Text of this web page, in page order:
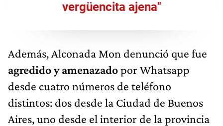
vergüencita ajena"
Además, Alconada Mon denunció que fue
agredido y amenazadopor Whatsapp
desde cuatro números de teléfono
distintos: dos desde la Ciudad de Buenos
Aires, uno desde el interior de la provincia